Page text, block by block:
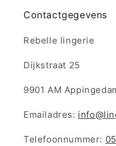
Contactgegevens
Rebelle lingerie
Dijkstraat 25
9901 AM
Emailadres:
Telefoonnummer: